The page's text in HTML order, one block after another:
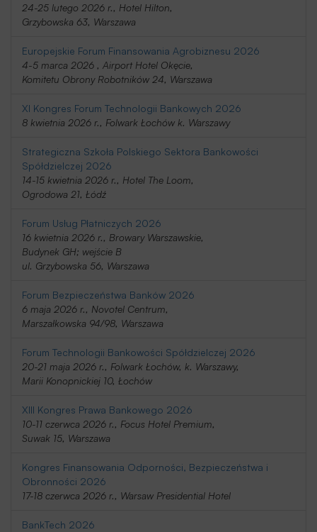
24-25 lutego 2026 r., Hotel Hilton,
Grzybowska 63, Warszawa
Europejskie Forum Finansowania Agrobiznesu 2026
4-5 marca 2026 , Airport Hotel Okęcie,
Komitetu Obrony Robotników 24, Warszawa
XI Kongres Forum Technologii Bankowych 2026
8 kwietnia 2026 r., Folwark Łochów k. Warszawy
Strategiczna Szkoła Polskiego Sektora Bankowości
Spółdzielczej 2026
14-15 kwietnia 2026 r., Hotel The Loom,
Ogrodowa 21, Łódź
Forum Usług Płatniczych 2026
16 kwietnia 2026 r., Browary Warszawskie,
Budynek GH; wejście B
ul. Grzybowska 56, Warszawa
Forum Bezpieczeństwa Banków 2026
6 maja 2026 r., Novotel Centrum,
Marszałkowska 94/98, Warszawa
Forum Technologii Bankowości Spółdzielczej 2026
20-21 maja 2026 r., Folwark Łochów, k. Warszawy,
Marii Konopnickiej 10, Łochów
XIII Kongres Prawa Bankowego 2026
10-11 czerwca 2026 r., Focus Hotel Premium,
Suwak 15, Warszawa
Kongres Finansowania Odporności, Bezpieczeństwa i
Obronności 2026
17-18 czerwca 2026 r., Warsaw Presidential Hotel
BankTech 2026